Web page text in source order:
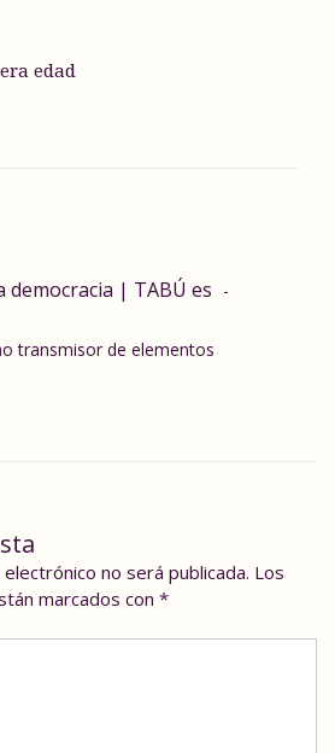
edad
democracia | TABÚ es
transmisor de elementos
no será publicada. Los
marcados con *